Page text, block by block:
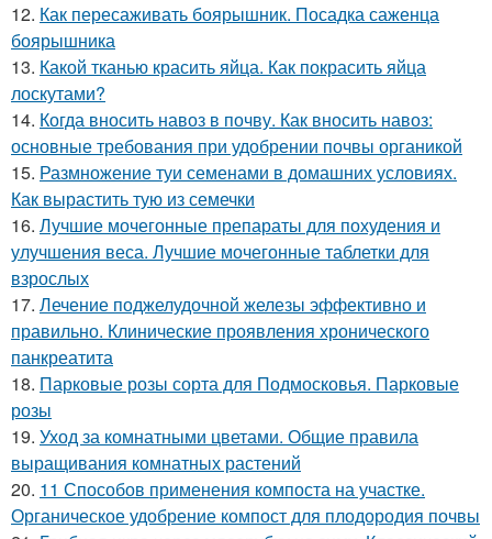
12. Как пересаживать боярышник. Посадка саженца
боярышника
13. Какой тканью красить яйца. Как покрасить яйца
лоскутами?
14. Когда вносить навоз в почву. Как вносить навоз:
основные требования при удобрении почвы органикой
15. Размножение туи семенами в домашних условиях.
Как вырастить тую из семечки
16. Лучшие мочегонные препараты для похудения и
улучшения веса. Лучшие мочегонные таблетки для
взрослых
17. Лечение поджелудочной железы эффективно и
правильно. Клинические проявления хронического
панкреатита
18. Парковые розы сорта для Подмосковья. Парковые
розы
19. Уход за комнатными цветами. Общие правила
выращивания комнатных растений
20. 11 Способов применения компоста на участке.
Органическое удобрение компост для плодородия почвы